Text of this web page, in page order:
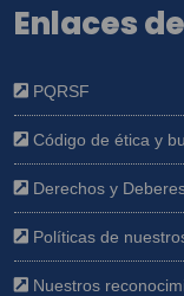
Enlaces
PQRSF
Código de ética y
Derechos y
Políticas de
Nuestros